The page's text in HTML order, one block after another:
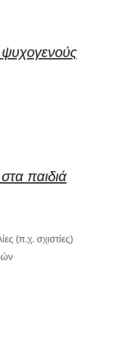
παιδιά
(π.χ. σχιστίες)